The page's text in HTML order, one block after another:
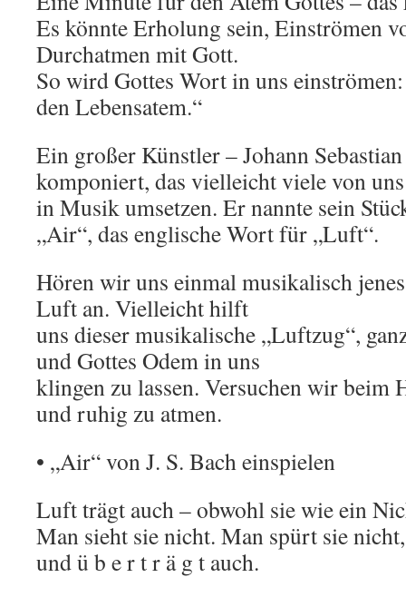
Es könnte Erholung sein, Einströmen
Durchatmen mit Gott.
So wird Gottes Wort in uns
den Lebensatem.“
Ein großer Künstler – Johann
komponiert, das vielleicht viele von
in Musik umsetzen. Er nannte sein
„Air“, das englische Wort für „Luft“.
Hören wir uns einmal musikalisch
Luft an. Vielleicht hilft
uns dieser musikalische „Luftzug“,
und Gottes Odem in uns
klingen zu lassen. Versuchen wir beim
und ruhig zu atmen.
• „Air“ von J. S. Bach einspielen
Luft trägt auch – obwohl sie wie ein
Man sieht sie nicht. Man spürt sie
und ü b e r t r ä g t auch.